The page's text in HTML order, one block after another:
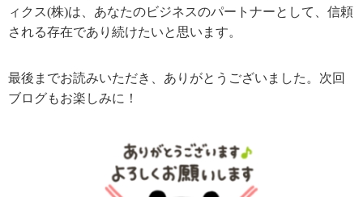
ィクス(株)は、あなたのビジネスのパートナーとして、信頼
される存在であり続けたいと思います。
最後までお読みいただき、ありがとうございました。次回
ブログもお楽しみに！